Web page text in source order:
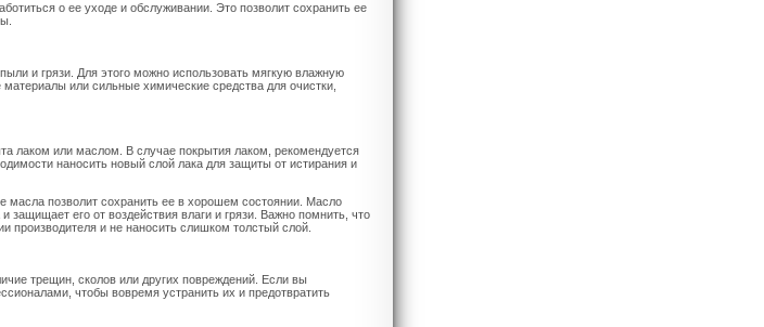
о ее уходе и обслуживании. Это позволит сохранить ее
и грязи. Для этого можно использовать мягкую влажную
или сильные химические средства для очистки,
лаком или маслом. В случае покрытия лаком, рекомендуется
наносить новый слой лака для защиты от истирания и
масла позволит сохранить ее в хорошем состоянии. Масло
защищает его от воздействия влаги и грязи. Важно помнить, что
производителя и не наносить слишком толстый слой.
трещин, сколов или других повреждений. Если вы
чтобы вовремя устранить их и предотвратить